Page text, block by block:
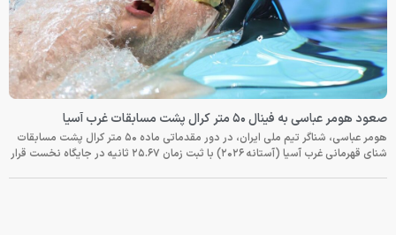
صعود هومر عباسی به فینال ۵۰ متر کرال پشت مسابقات غرب آسیا
هومر عباسی، شناگر تیم ملی ایران، در دور مقدماتی ماده ۵۰ متر کرال پشت مسابقات
شنای قهرمانی غرب آسیا (آستانه ۲۰۲۶) با ثبت زمان ۲۵.۶۷ ثانیه در جایگاه نخست قرار